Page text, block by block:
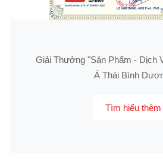
Giải Thưởng "Sản Phẩm - Dịch
Á Thái Bình
Tìm hiểu thêm